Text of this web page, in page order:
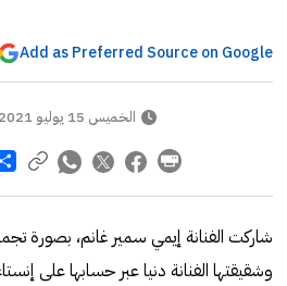
Add as Preferred Source on Google
الخميس 15 يوليو 2021
شاركت الفنانة إيمي سمير غانم، بصورة
وشقيقتها الفنانة دنيا عبر حسابها على